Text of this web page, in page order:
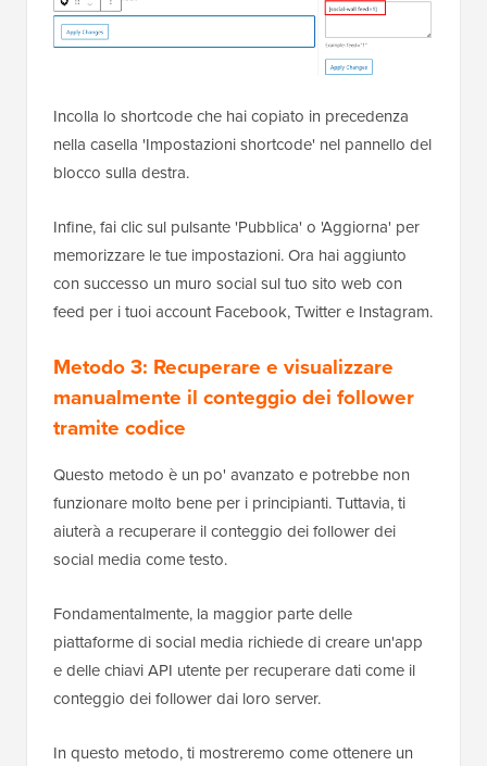
Incolla lo shortcode che hai copiato in precedenza
nella casella 'Impostazioni shortcode' nel pannello del
blocco sulla destra.
Infine, fai clic sul pulsante 'Pubblica' o 'Aggiorna' per
memorizzare le tue impostazioni. Ora hai aggiunto
con successo un muro social sul tuo sito web con
feed per i tuoi account Facebook, Twitter e Instagram.
Metodo 3: Recuperare e visualizzare
manualmente il conteggio dei follower
tramite codice
Questo metodo è un po' avanzato e potrebbe non
funzionare molto bene per i principianti. Tuttavia, ti
aiuterà a recuperare il conteggio dei follower dei
social media come testo.
Fondamentalmente, la maggior parte delle
piattaforme di social media richiede di creare un'app
e delle chiavi API utente per recuperare dati come il
conteggio dei follower dai loro server.
In questo metodo, ti mostreremo come ottenere un